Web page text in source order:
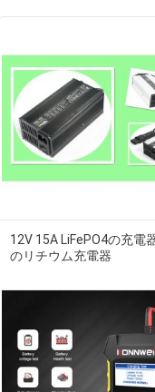
12V 15A LiFePO4の充電
のリチウム充電器